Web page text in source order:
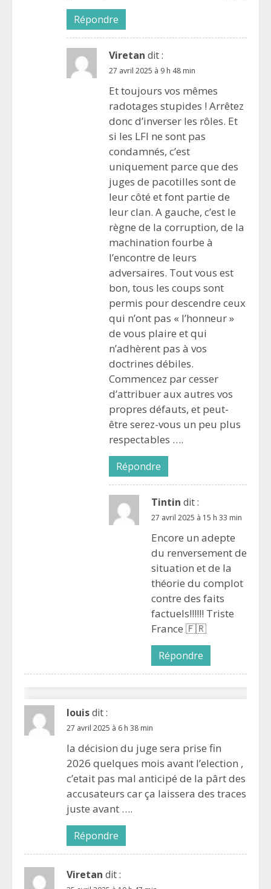
Répondre
Viretan dit :
27 avril 2025 à 9 h 48 min
Et toujours vos mêmes
radotages stupides ! Arrêtez
donc d’inverser les rôles. Et
si les LFI ne sont pas
condamnés, c’est
uniquement parce que des
juges de pacotilles sont de
leur côté et font partie de
leur clan. A gauche, c’est le
règne de la corruption, de la
machination fourbe à
l’encontre de leurs
adversaires. Tout vous est
bon, tous les coups sont
permis pour descendre ceux
qui n’ont pas « l’honneur »
de vous plaire et qui
n’adhèrent pas à vos
doctrines débiles.
Commencez par cesser
d’attribuer aux autres vos
propres défauts, et peut-
être serez-vous un peu plus
respectables ….
Répondre
Tintin dit :
27 avril 2025 à 15 h 33 min
Encore un adepte
du renversement de
situation et de la
théorie du complot
contre des faits
factuels!!!!!! Triste
France 🇫🇷
Répondre
louisdit :
27 avril 2025 à 6 h 38 min
la décision du juge sera prise fin
2026 quelques mois avant l’election ,
c’etait pas mal anticipé de la pârt des
accusateurs car ça laissera des traces
juste avant ….
Répondre
Viretan dit :